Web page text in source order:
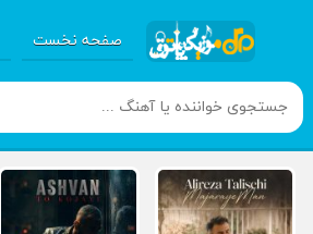
صفحه نخست